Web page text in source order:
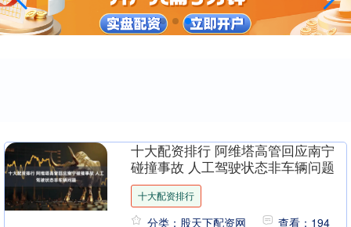
十大配资排行 阿维塔高管回应南宁
碰撞事故 人工驾驶状态非车辆问题
十大配资排行
分类：股天下配资网 查看：194